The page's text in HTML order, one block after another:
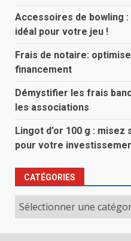
Accessoires de bowling
idéal pour votre jeu !
Frais de notaire:
financement
Démystifier les frais
les associations
Lingot d’or 100 g :
pour votre
CATÉGORIES
Catégories